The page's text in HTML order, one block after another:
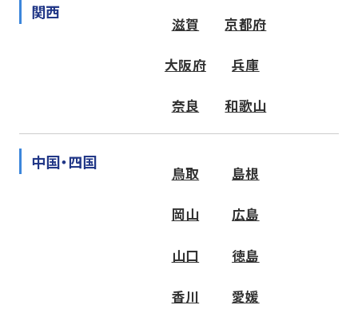
関西
滋賀 京都府
大阪府 兵庫
奈良 和歌山
中国・四国
鳥取 島根
岡山 広島
山口 徳島
香川 愛媛